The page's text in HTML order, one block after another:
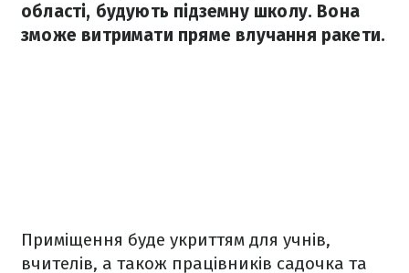
області, будують підземну школу. Вона
зможе витримати пряме влучання ракети.
Приміщення буде укриттям для учнів,
вчителів, а також працівників садочка та